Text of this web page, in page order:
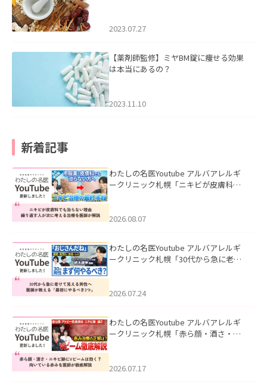
2023.07.27
【薬剤師監修】ミヤBM錠に痩せる効果
は本当にあるの？
2023.11.10
新着記事
わたしの名医Youtube アルバアレルギ
ークリニック札幌「ニキビが皮膚科で
ました。
2026.08.07
わたしの名医Youtube アルバアレルギ
ークリニック札幌「30代から急に老け
た。
2026.07.24
わたしの名医Youtube アルバアレルギ
ークリニック札幌「赤ら顔・酒さ・ニ
した。
2026.07.17